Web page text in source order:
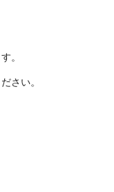
。
さい。